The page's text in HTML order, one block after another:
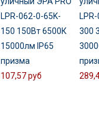
LPR-062-0-65K-
150 150Вт 6500К
15000лм IP65
призма
107,57 руб
300